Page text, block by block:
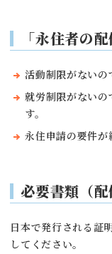
「永住者の配
活動制限がないの
就労制限がないの
す。
永住申請の要件が
必要書類 （
日本で発行される証
してください。